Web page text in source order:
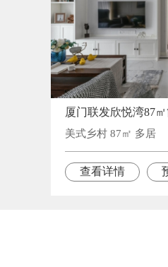
美式乡村 87㎡ 多居
查看详情